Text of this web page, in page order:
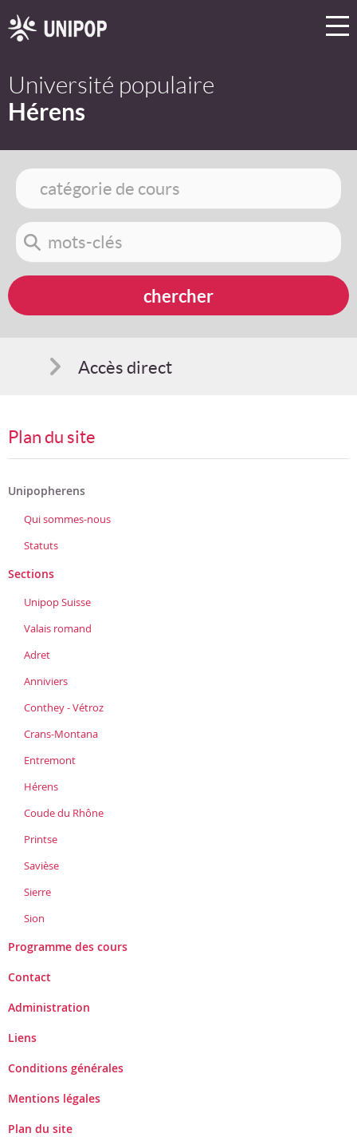
Université populaire
Hérens
Accès direct
Suggestions
Bon cadeau
Plan du site
Unipopherens
Qui sommes-nous
Statuts
Sections
Unipop Suisse
Valais romand
Adret
Anniviers
Conthey - Vétroz
Crans-Montana
Entremont
Hérens
Coude du Rhône
Printse
Savièse
Sierre
Sion
Programme des cours
Contact
Administration
Liens
Conditions générales
Mentions légales
Plan du site